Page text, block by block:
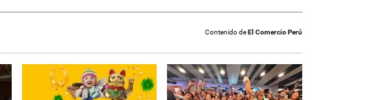
Contenido deEl Comercio Perú